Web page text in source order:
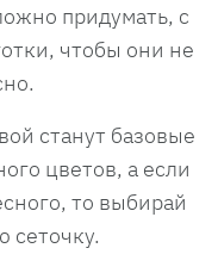
придумать, с
чтобы они не
станут базовые
цветов, а если
то выбирай
сеточку.